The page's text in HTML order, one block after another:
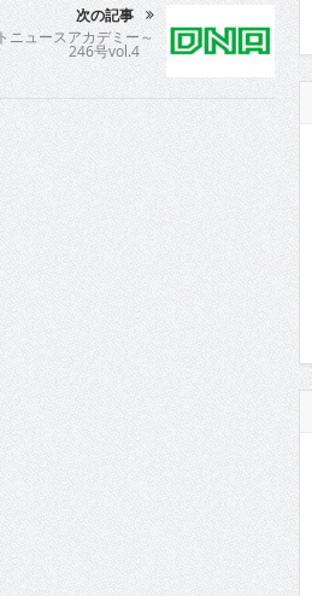
次の記事
ニュースアカデミー～
246号vol.4